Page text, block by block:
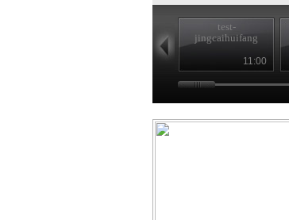
test-
jingcaihuifang
11:00